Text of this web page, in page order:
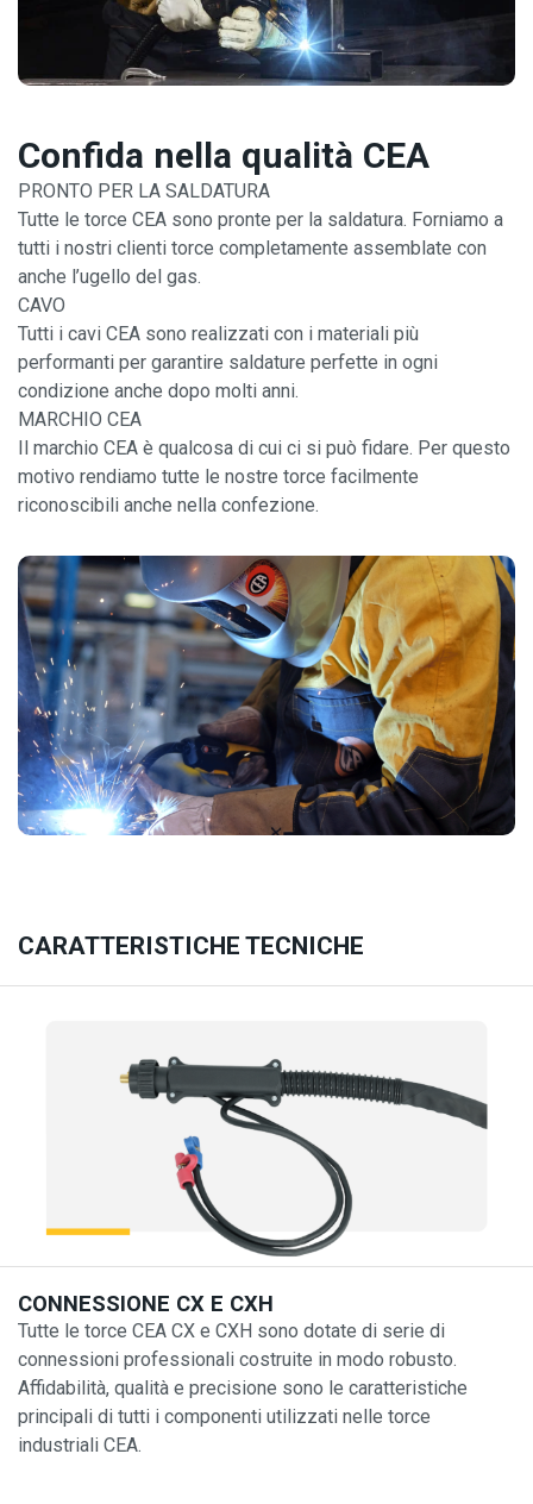
Confida nella qualità CEA
PRONTO PER LA SALDATURA
Tutte le torce CEA sono pronte per la saldatura. Forniamo a
tutti i nostri clienti torce completamente assemblate con
anche l’ugello del gas.
CAVO
Tutti i cavi CEA sono realizzati con i materiali più
performanti per garantire saldature perfette in ogni
condizione anche dopo molti anni.
MARCHIO CEA
Il marchio CEA è qualcosa di cui ci si può fidare. Per questo
motivo rendiamo tutte le nostre torce facilmente
riconoscibili anche nella confezione.
CARATTERISTICHE TECNICHE
CONNESSIONE CX E CXH
Tutte le torce CEA CX e CXH sono dotate di serie di
connessioni professionali costruite in modo robusto.
Affidabilità, qualità e precisione sono le caratteristiche
principali di tutti i componenti utilizzati nelle torce
industriali CEA.